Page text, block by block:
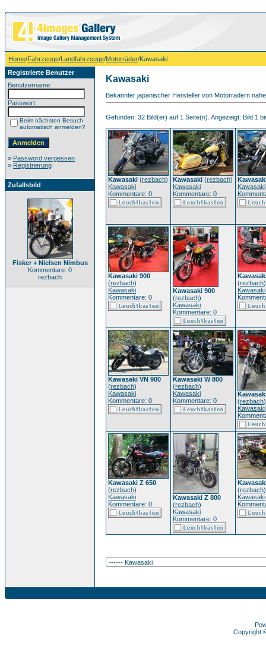
Home/Fahrzeuge/Landfahrzeuge/Motorräder/Kawasaki
Registrierte Benutzer
Benutzername:
Passwort:
Beim nächsten Besuch
automatisch anmelden?
» Password vergessen
» Registrierung
Zufallsbild
Fisker + Nielsen Nimbus
Kommentare: 0
rezbach
Kawasaki
Bekannter japanischer Hersteller von Motorrädern
Gefunden: 32 Bild(er) auf 1 Seite(n). Angezeigt: Bild 1
Kawasaki (rezbach)
Kawasaki
Kommentare: 0
Kawasaki (rezbach)
Kawasaki
Kommentare: 0
Kawasaki
Kawasaki 900
(rezbach)
Kawasaki
Kommentare: 0
Kawasaki 900
(rezbach)
Kawasaki
Kommentare: 0
(rezbach)
Kawasaki
Kawasaki VN 900
(rezbach)
Kawasaki
Kommentare: 0
Kawasaki W 800
(rezbach)
Kawasaki
Kommentare: 0
(rezbach)
Kawasaki
Kawasaki Z 650
(rezbach)
Kawasaki
Kommentare: 0
Kawasaki Z 800
(rezbach)
Kawasaki
Kommentare: 0
(rezbach)
Kawasaki
Copyright